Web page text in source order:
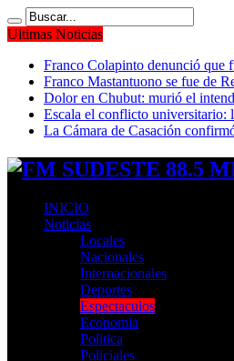
Ultimas Noticias
Franco Colapinto denunció que
Franco Mastantuono se fue de
Dolor en Chubut: murió el
Escala el conflicto universitario:
La Cámara de Casación
INICIO
Noticias
Locales
Nacionales
Internacionales
Deportes
Espectaculos
Economia
Politica
Policiales